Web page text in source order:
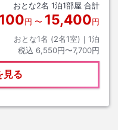
おとな2名 1泊1部屋 合計
円 〜 15,400円
おとな1名 (2名1室)｜ 1泊
税込 6,550円〜7,700円
見る